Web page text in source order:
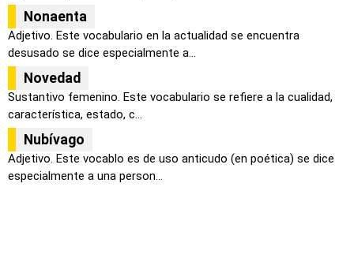
Nonaenta
Adjetivo. Este vocabulario en la actualidad se encuentra
desusado se dice especialmente a...
Novedad
Sustantivo femenino. Este vocabulario se refiere a la cualidad,
característica, estado, c...
Nubívago
Adjetivo. Este vocablo es de uso anticudo (en poética) se dice
especialmente a una person...